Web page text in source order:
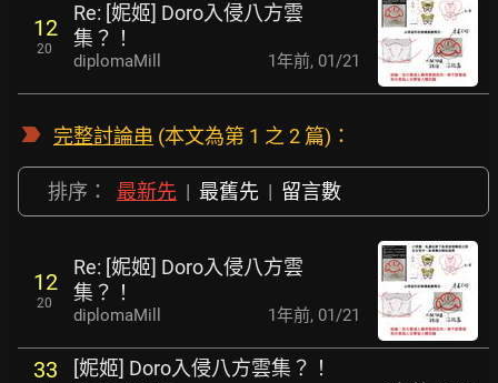
12
20
Re: [妮姬] Doro入侵八方雲
集？！
diplomaMill 1年前, 01/21
完整討論串 (本文為第 1 之 2 篇)：
排序： 最新先 | 最舊先 | 留言數
12
20
Re: [妮姬] Doro入侵八方雲
集？！
diplomaMill 1年前, 01/21
33 [妮姬] Doro入侵八方雲集？！